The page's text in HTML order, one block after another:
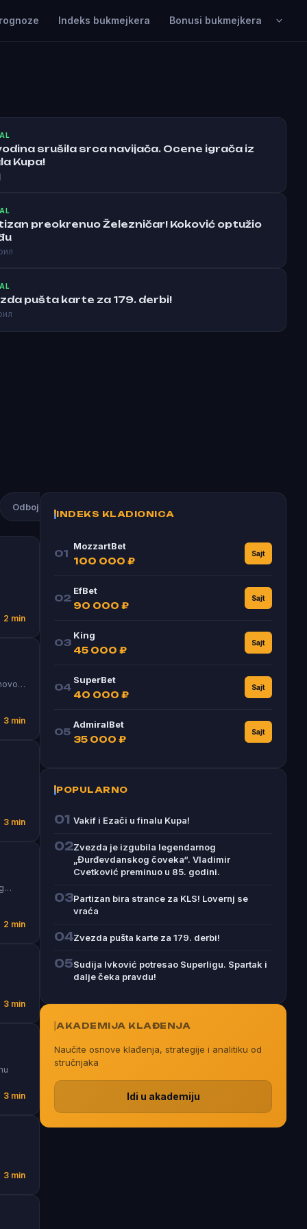
Indeks bukmejkera Bonusi bukmejkera
srušila srca navijača. Ocene igrača iz
Kupa!
preokrenuo Železničar! Koković optužio
pušta karte za 179. derbi!
Odbojka
2 min
3 min
3 min
2 min
3 min
3 min
3 min
INDEKS KLADIONICA
01
MozzartBet
100 000 ₽
Sajt
02
EfBet
90 000 ₽
Sajt
03
King
45 000 ₽
Sajt
04
SuperBet
40 000 ₽
Sajt
05
AdmiralBet
35 000 ₽
Sajt
POPULARNO
01 Vakif i Ezači u finalu Kupa!
02Zvezda je izgubila legendarnog
„Đurđevdanskog čoveka“. Vladimir
Cvetković preminuo u 85. godini.
03Partizan bira strance za KLS! Lovernj se
vraća
04Zvezda pušta karte za 179. derbi!
05Sudija Ivković potresao Superligu. Spartak i
dalje čeka pravdu!
AKADEMIJA KLAĐENJA
Naučite osnove klađenja, strategije i analitiku od
stručnjaka
Idi u akademiju